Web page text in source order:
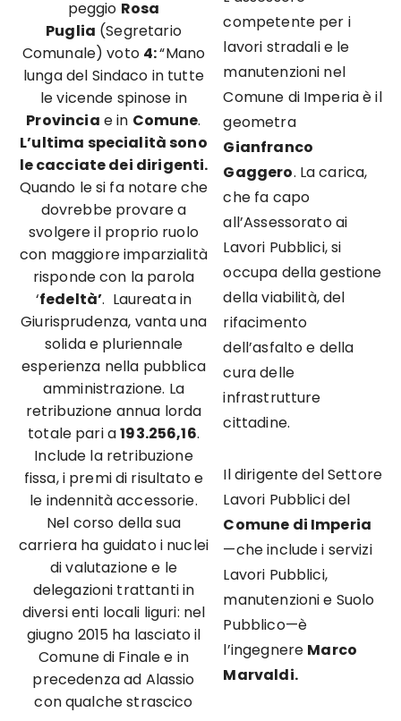
peggio Rosa
Puglia (Segretario
Comunale) voto 4:“Mano
lunga del Sindaco in tutte
le vicende spinose in
Provincia e in Comune.
L’ultima specialità sono
le cacciate dei dirigenti.
Quando le si fa notare che
dovrebbe provare a
svolgere il proprio ruolo
con maggiore imparzialità
risponde con la parola
‘fedeltà’. Laureata in
Giurisprudenza, vanta una
solida e pluriennale
esperienza nella pubblica
amministrazione. La
retribuzione annua lorda
totale pari a193.256,16.
Include la retribuzione
fissa, i premi di risultato e
le indennità accessorie.
Nel corso della sua
carriera ha guidato i nuclei
di valutazione e le
delegazioni trattanti in
diversi enti locali liguri: nel
giugno 2015 ha lasciato il
Comune di Finale e in
precedenza ad Alassio
con qualche strascico
competente per i
lavori stradali e le
manutenzioni nel
Comune di Imperia è il
geometra
Gianfranco
Gaggero. La carica,
che fa capo
all’Assessorato ai
Lavori Pubblici, si
occupa della gestione
della viabilità, del
rifacimento
dell’asfalto e della
cura delle
infrastrutture
cittadine.
Il dirigente del Settore
Lavori Pubblici del
Comune di Imperia
—che include i servizi
Lavori Pubblici,
manutenzioni e Suolo
Pubblico—è
l’ingegnere Marco
Marvaldi.